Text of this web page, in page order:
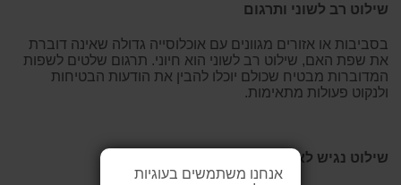
אנחנו משתמשים בעוגיות
שילוט רב לשוני ותרגום
בסביבות או אזורים מגוונים עם אוכלוסייה גדולה שאינה דוברת
את שפת האם, שילוט רב לשוני הוא חיוני. תרגום שלטים לשפות
המדוברות מבטיח שכולם יוכלו להבין את הודעות הבטיחות
ולנקוט פעולות מתאימות.
שילוט נגיש לאנשים עם מוגבלות